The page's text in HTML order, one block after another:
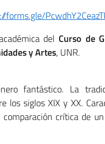
forms.gle/
del Curso de
y Artes, UNR.
fantástico. La
los siglos XIX y XX.
crítica de